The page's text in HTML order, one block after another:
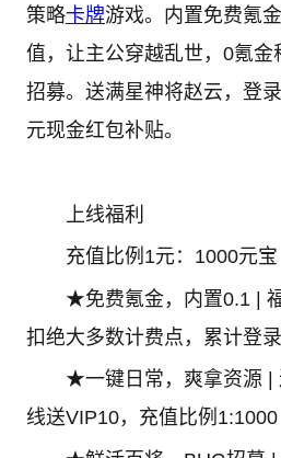
策略卡牌游戏。内置免费氪
值，让主公穿越乱世，0氪金
招募。送满星神将赵云，登
元现金红包补贴。
上线福利
充值比例1元：1000元宝
★免费氪金，内置0.1 |
扣绝大多数计费点，累计登
★一键日常，爽拿资源 |
线送VIP10，充值比例1:1000